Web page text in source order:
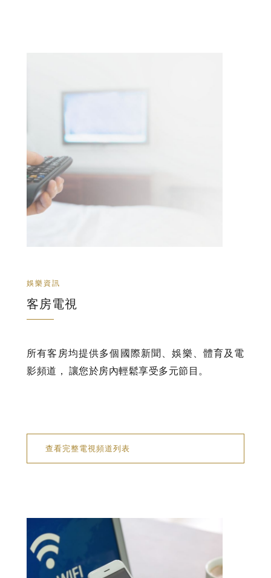
娛樂資訊
客房電視
所有客房均提供多個國際新聞、娛樂、體育及電
影頻道， 讓您於房內輕鬆享受多元節目。
查看完整電視頻道列表